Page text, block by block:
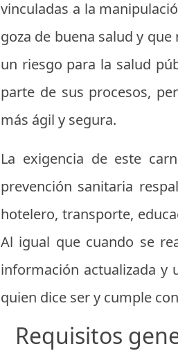
vinculadas a la
goza de buena salud y
un riesgo para la salud
parte de sus procesos,
más ágil y segura.
La exigencia de este
prevención sanitaria
hotelero, transporte,
Al igual que cuando se
información actualizada y
quien dice ser y cumple
Requisitos